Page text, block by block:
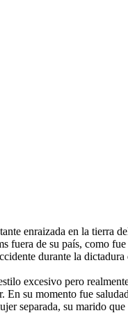
enraizada en la tierra
fuera de su país, como fue
durante la dictadura
excesivo pero
En su momento fue
separada, su marido